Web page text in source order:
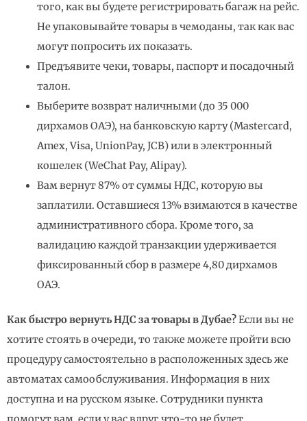
того, как вы будете регистрировать багаж на рейс.
Не упаковывайте товары в чемоданы, так как вас
могут попросить их показать.
Предъявите чеки, товары, паспорт и посадочный
талон.
Выберите возврат наличными (до 35 000
дирхамов ОАЭ), на банковскую карту (Mastercard,
Amex, Visa, UnionPay, JCB) или в электронный
кошелек (WeChat Pay, Alipay).
Вам вернут 87% от суммы НДС, которую вы
заплатили. Оставшиеся 13% взимаются в качестве
административного сбора. Кроме того, за
валидацию каждой транзакции удерживается
фиксированный сбор в размере 4,80 дирхамов
ОАЭ.
Как быстро вернуть НДС за товары в Дубае?Если вы не
хотите стоять в очереди, то также можете пройти всю
процедуру самостоятельно в расположенных здесь же
автоматах самообслуживания. Информация в них
доступна и на русском языке. Сотрудники пункта